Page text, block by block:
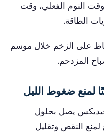
النوم الفعلي، وقت
الطاقة.
على الزخم خلال موسم
المزدحم.
لمنع ضغوط الليل
يصل بحلول
لمنع النقص وتقليل